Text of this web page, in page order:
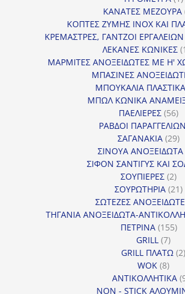
ΚΑΝΑΤΕΣ ΜΕΖΟΥΡΑ
ΚΟΠΤΕΣ ΖΥΜΗΣ INOX ΚΑΙ
ΚΡΕΜΑΣΤΡΕΣ, ΓΑΝΤΖΟΙ ΕΡΓΑΛΕΙΩΝ
ΛΕΚΑΝΕΣ ΚΩΝΙΚΕΣ
ΜΑΡΜΙΤΕΣ ΑΝΟΞΕΙΔΩΤΕΣ ΜΕ Η'
ΜΠΑΣΙΝΕΣ
ΜΠΟΥΚΑΛΙΑ ΠΛΑΣΤΙΚΑ
ΜΠΩΛ ΚΩΝΙΚΑ
ΠΑΕΛΙΕΡΕΣ 5656
ΡΑΒΔΟΙ ΠΑΡΑΓΓΕΛΙΩΝ
ΣΑΓΑΝΑΚΙΑ 2929
ΣΙΝΟΥΑ ΑΝΟΞΕΙΔΩΤΑ
ΣΙΦΟΝ ΣΑΝΤΙΓΥΣ ΚΑΙ
ΣΟΥΠΙΕΡΕΣ 22
ΣΟΥΡΩΤΗΡΙΑ 2121
ΣΩΤΕΖΕΣ
ΤΗΓΑΝΙΑ ΑΝΟΞΕΙΔΩΤΑ-
ΠΕΤΡΙΝΑ 155155
GRILL 77
GRILL ΠΛΑΤΩ 22
WOK 88
ΑΝΤΙΚΟΛΛΗΤΙΚΑ
NON - STICK